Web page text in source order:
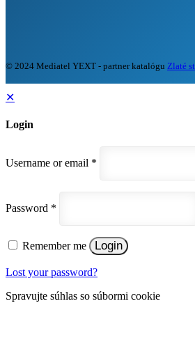
© 2024 Mediatel YEXT - partner katalógu Zlaté
✕
Login
Username or email *
Password *
Remember me Login
Lost your password?
Spravujte súhlas so súbormi cookie